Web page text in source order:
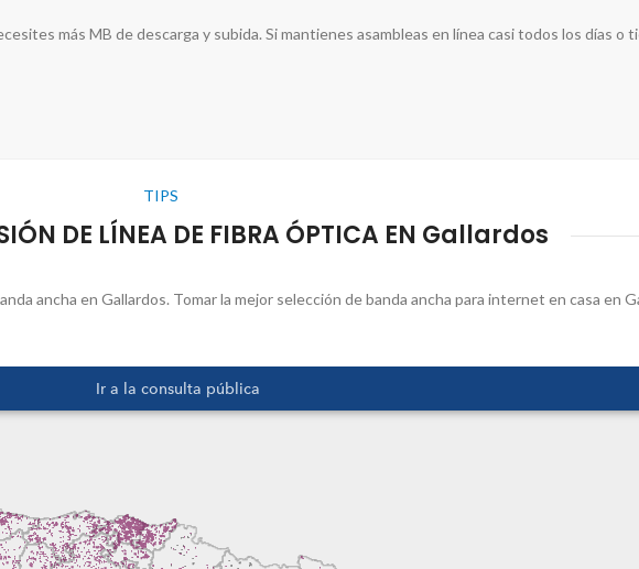
más MB de descarga y subida. Si mantienes asambleas en línea casi todos los días o
TIPS
DE LÍNEA DE FIBRA ÓPTICA EN Gallardos
ancha en Gallardos. Tomar la mejor selección de banda ancha para internet en casa en